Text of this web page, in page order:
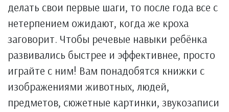
делать свои первые шаги, то после года все с
нетерпением ожидают, когда же кроха
заговорит. Чтобы речевые навыки ребёнка
развивались быстрее и эффективнее, просто
играйте с ним! Вам понадобятся книжки с
изображениями животных, людей,
предметов, сюжетные картинки, звукозаписи